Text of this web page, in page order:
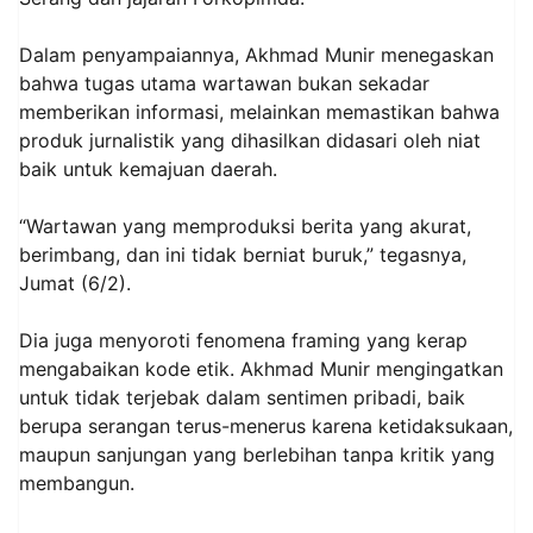
Dalam penyampaiannya, Akhmad Munir menegaskan
bahwa tugas utama wartawan bukan sekadar
memberikan informasi, melainkan memastikan bahwa
produk jurnalistik yang dihasilkan didasari oleh niat
baik untuk kemajuan daerah.
“Wartawan yang memproduksi berita yang akurat,
berimbang, dan ini tidak berniat buruk,” tegasnya,
Jumat (6/2).
Dia juga menyoroti fenomena framing yang kerap
mengabaikan kode etik. Akhmad Munir mengingatkan
untuk tidak terjebak dalam sentimen pribadi, baik
berupa serangan terus-menerus karena ketidaksukaan,
maupun sanjungan yang berlebihan tanpa kritik yang
membangun.